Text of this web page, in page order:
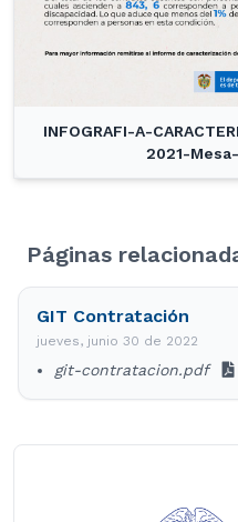
INFOGRAFI-A-
2021-
Páginas
GIT Contratación
jueves, junio 30 de 2022
git-contratacion.pdf